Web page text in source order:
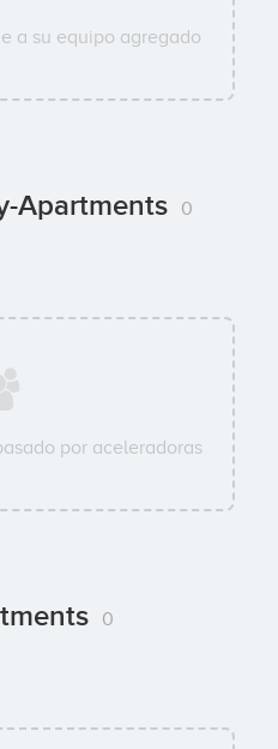
a su equipo agregado
Apartments 0
por aceleradoras
0